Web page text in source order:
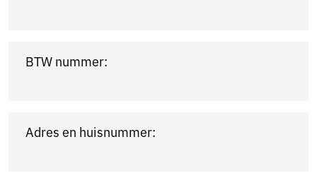
BTW nummer:
Adres en huisnummer: